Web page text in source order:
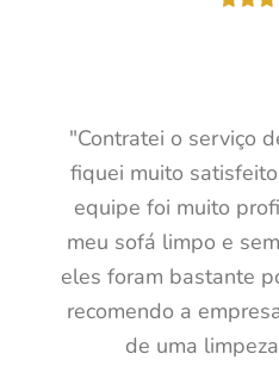
"Contratei o serviço
fiquei muito
equipe foi muito
meu sofá limpo e
eles foram bastante
recomendo a
de uma